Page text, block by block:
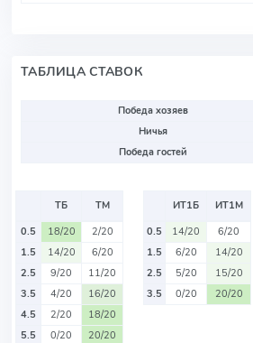
ТАБЛИЦА СТАВОК
Победа хозяев
Ничья
Победа гостей
ТБ
ТМ
0.5
18/20
2/20
1.5
14/20
6/20
2.5
9/20
11/20
3.5
4/20
16/20
4.5
2/20
18/20
5.5
0/20 20/20
ИТ1Б
ИТ1М
0.5
14/20
6/20
1.5
6/20
14/20
2.5
5/20
15/20
3.5
0/20 20/20